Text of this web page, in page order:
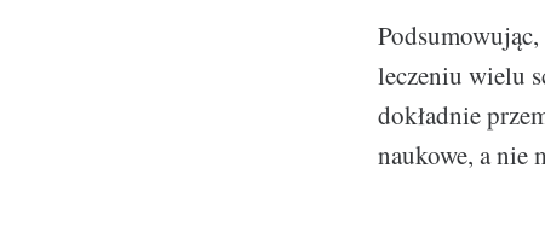
leczeniu wielu
dokładnie
naukowe, a nie